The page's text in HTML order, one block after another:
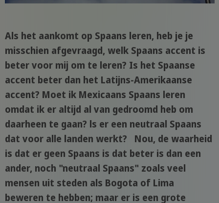
Als het aankomt op Spaans leren, heb je je
misschien afgevraagd, welk Spaans accent is
beter voor mij om te leren? Is het Spaanse
accent beter dan het Latijns-Amerikaanse
accent? Moet ik Mexicaans Spaans leren
omdat ik er altijd al van gedroomd heb om
daarheen te gaan? ls er een neutraal Spaans
dat voor alle landen werkt? Nou, de waarheid
is dat er geen Spaans is dat beter is dan een
ander, noch "neutraal Spaans" zoals veel
mensen uit steden als Bogota of Lima
beweren te hebben; maar er is een grote